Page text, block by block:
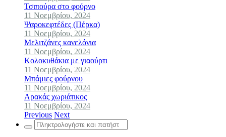
Τσιπούρα στο φούρνο
11 Νοεμβρίου, 2024
Ψαροκεφτέδες (Πέρκα)
11 Νοεμβρίου, 2024
Μελιτζάνες κανελόνια
11 Νοεμβρίου, 2024
Κολοκυθάκια με γιαούρτι
11 Νοεμβρίου, 2024
Μπάμιες φούρνου
11 Νοεμβρίου, 2024
Αρακάς χωριάτικος
11 Νοεμβρίου, 2024
Previous Next
Search
for: